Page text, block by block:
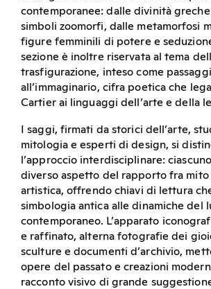
contemporanee: dalle divinità greche
simboli zoomorfi, dalle metamorfosi
figure femminili di potere e
sezione è inoltre riservata al tema
trasfigurazione, inteso come
all’immaginario, cifra poetica che
Cartier ai linguaggi dell’arte e della
I saggi, firmati da storici dell’arte,
mitologia e esperti di design, si
l’approccio interdisciplinare:
diverso aspetto del rapporto fra mito
artistica, offrendo chiavi di lettura
simbologia antica alle dinamiche del
contemporaneo. L’apparato
e raffinato, alterna fotografie dei
sculture e documenti d’archivio,
opere del passato e creazioni
racconto visivo di grande